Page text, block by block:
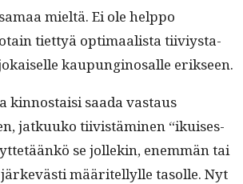
mieltä. Ei ole help­po
tiet­tyä opti­maal­ista tiiviys­ta­
kaupungi­nos­alle erikseen.
kin­nos­taisi saa­da vas­taus
jatkuuko tiivistämi­nen “ikuis­es­
se jollekin, enem­män tai
määritel­lylle tasolle. Nyt